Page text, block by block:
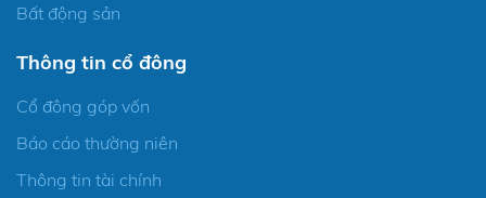
Bất động sản
Thông tin cổ đông
Cổ đông góp vốn
Báo cáo thường niên
Thông tin tài chính